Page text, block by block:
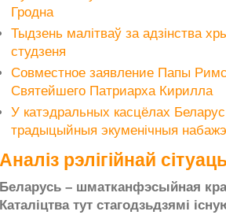
Гродна
Тыдзень малітваў за адзінства
студзеня
Совместное заявление Папы
Святейшего Патриарха Кирилла
У катэдральных касцёлах
традыцыйныя экуменічныя
Аналіз рэлігійнай
Беларусь – шматканфэсыйная
Каталіцтва тут стагодзьдзямі